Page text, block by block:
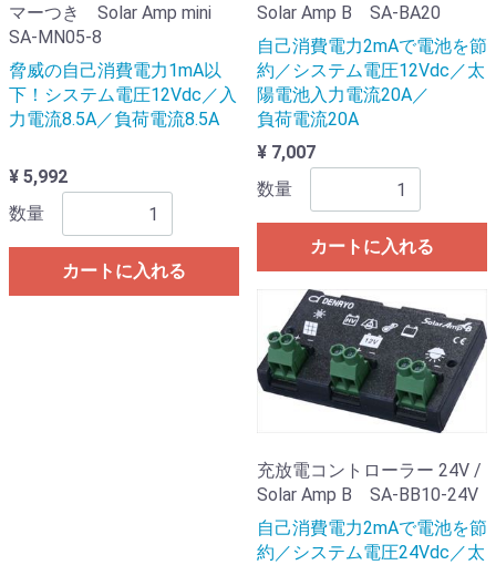
マーつき Solar Amp mini
SA-MN05-8
脅威の自己消費電力1mA以
下！システム電圧12Vdc／入
力電流8.5A／負荷電流8.5A
¥ 5,992
数量
カートに入れる
Solar Amp B SA-BA20
自己消費電力2mAで電池を節
約／システム電圧12Vdc／太
陽電池入力電流20A／
負荷電流20A
¥ 7,007
数量
カートに入れる
充放電コントローラー 24V /
Solar Amp B SA-BB10-24V
自己消費電力2mAで電池を節
約／システム電圧24Vdc／太